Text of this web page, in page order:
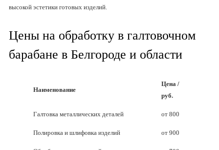
высокой эстетики готовых изделий.
Цены на обработку в галтовочном
барабане в Белгороде и области
Наименование
Цена /
руб.
Галтовка металлических деталей от 800
Полировка и шлифовка изделий от 900